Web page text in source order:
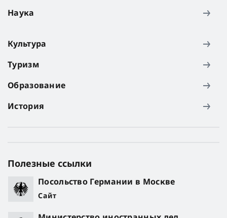
Наука
Культура
Туризм
Образование
История
Полезные ссылки
Посольство Германии в Москве
Сайт